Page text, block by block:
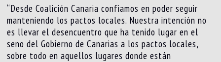
“Desde Coalición Canaria confiamos en poder seguir
manteniendo los pactos locales. Nuestra intención no
es llevar el desencuentro que ha tenido lugar en el
seno del Gobierno de Canarias a los pactos locales,
sobre todo en aquellos lugares donde están